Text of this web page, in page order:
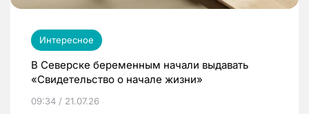
Интересное
В Северске беременным начали выдавать
«Свидетельство о начале жизни»
09:34 / 21.07.26